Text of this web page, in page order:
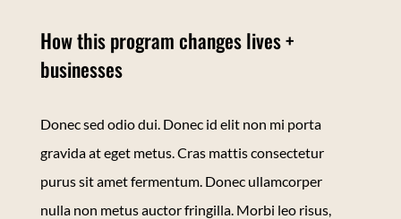
How this program changes lives +
businesses
Donec sed odio dui. Donec id elit non mi porta
gravida at eget metus. Cras mattis consectetur
purus sit amet fermentum. Donec ullamcorper
nulla non metus auctor fringilla. Morbi leo risus,